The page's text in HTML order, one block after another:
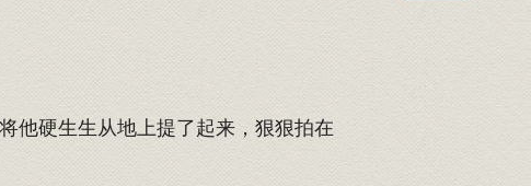
他硬生生从地上提了起来，狠狠拍在